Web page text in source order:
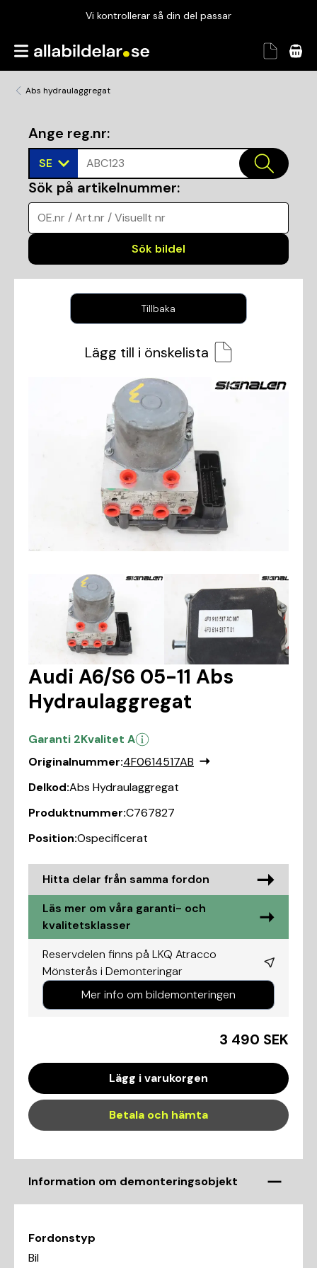
Vi kontrollerar så din del passar
Garanterad passform
Abs hydraulaggregat
Ange reg.nr:
SE ABC123
Sök på artikelnummer:
OE.nr / Art.nr / Visuellt nr
Sök bildel
Tillbaka
Lägg till i önskelista
Audi A6/S6 05-11 Abs
Hydraulaggregat
Garanti 2Kvalitet A
Originalnummer:4F0614517AB
Delkod:Abs Hydraulaggregat
Produktnummer:C767827
Position:Ospecificerat
Hitta delar från samma fordon
Läs mer om våra garanti- och
kvalitetsklasser
Reservdelen finns på LKQ Atracco
Mönsterås i Demonteringar
Mer info om bildemonteringen
3 490 SEK
Lägg i varukorgen
Betala och hämta
Information om demonteringsobjekt
Fordonstyp
Bil